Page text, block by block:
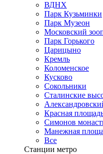
ВДНХ
Парк Кузьминки
Парк Музеон
Московский
Парк Горького
Царицыно
Кремль
Коломенское
Кусково
Сокольники
Сталинские
Красная
Симонов
Манежная
Все
Станции метро